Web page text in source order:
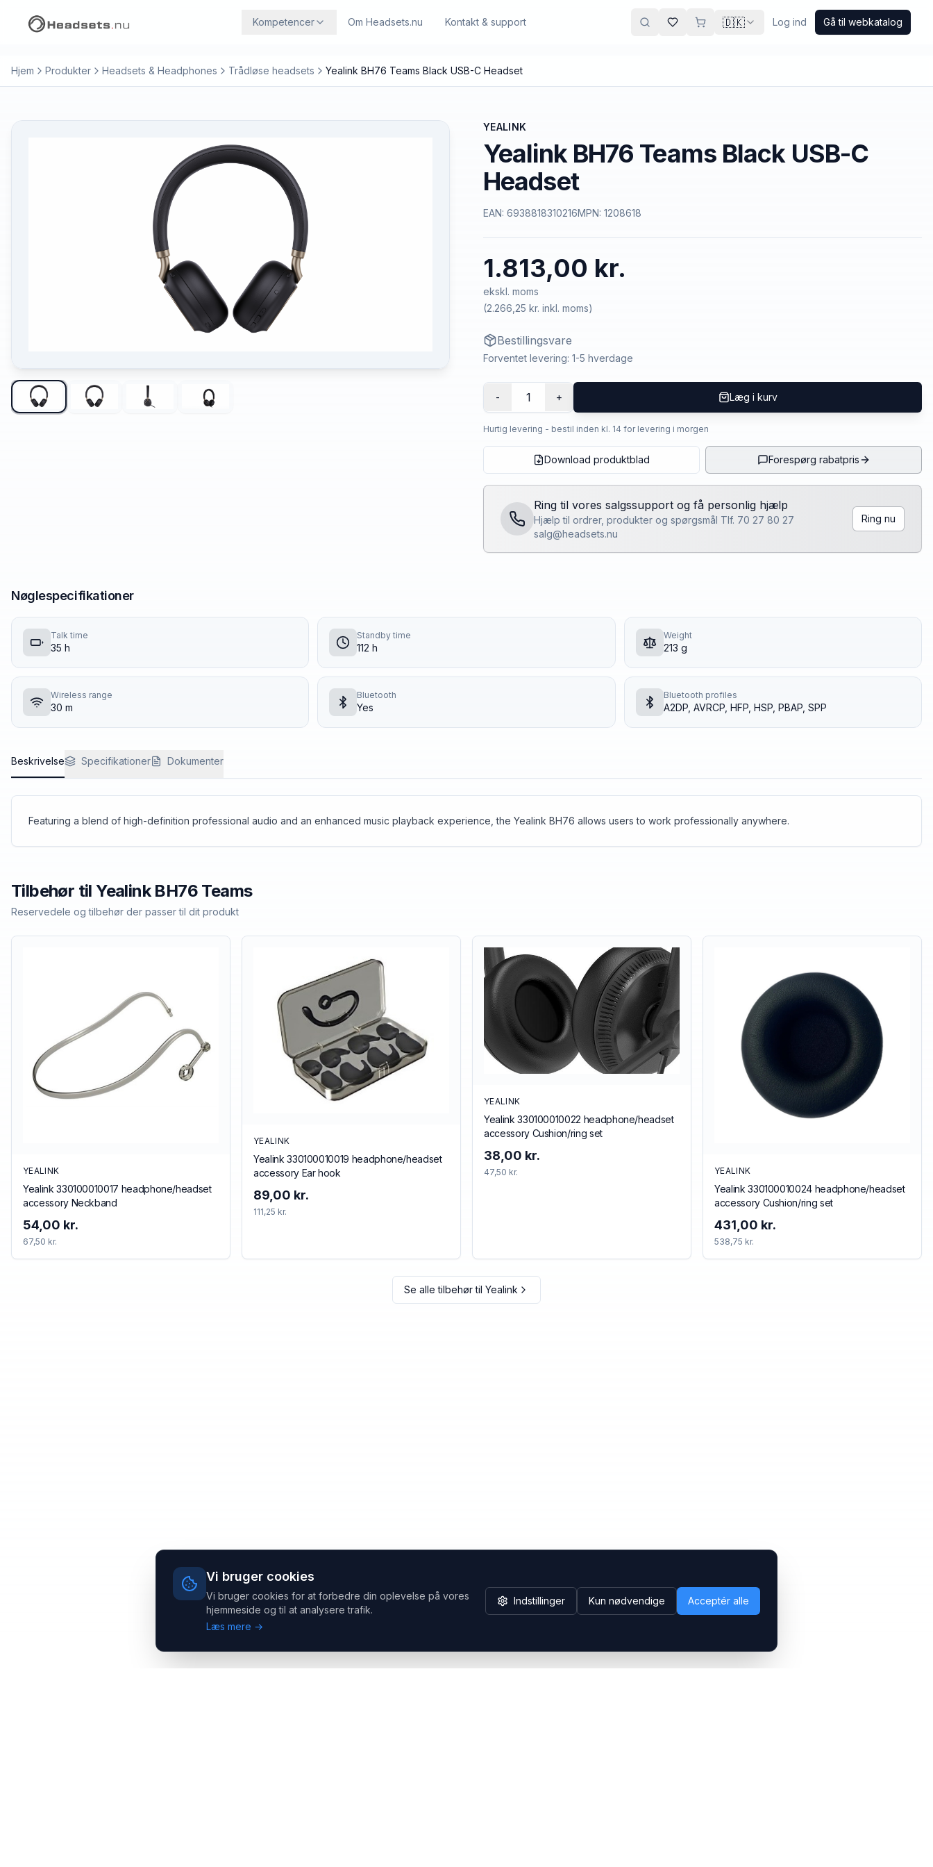
Vi bruger cookies
Vi bruger cookies for at forbedre din oplevelse på vores
hjemmeside og til at analysere trafik.
Læs mere →
Indstillinger Kun nødvendige Acceptér alle
Kompetencer Om Headsets.nu Kontakt & support 🇩🇰 Log ind Gå til webkatalog
Hjem Produkter Headsets & Headphones Trådløse headsets Yealink BH76 Teams Black USB-C Headset
YEALINK
Yealink BH76 Teams Black USB-C
Headset
EAN: 6938818310216MPN: 1208618
1.813,00 kr.
ekskl. moms
(2.266,25 kr. inkl. moms)
Bestillingsvare
Forventet levering: 1-5 hverdage
- 1 + Læg i kurv
Hurtig levering - bestil inden kl. 14 for levering i morgen
Download produktblad Forespørg rabatpris
Ring til vores salgssupport og få personlig hjælp
Hjælp til ordrer, produkter og spørgsmål Tlf. 70 27 80 27
salg@headsets.nu
Ring nu
Nøglespecifikationer
Talk time
35 h
Standby time
112 h
Weight
213 g
Wireless range
30 m
Bluetooth
Yes
Bluetooth profiles
A2DP, AVRCP, HFP, HSP, PBAP, SPP
Beskrivelse Specifikationer Dokumenter
Featuring a blend of high-definition professional audio and an enhanced music playback experience, the Yealink BH76 allows users to work professionally anywhere.
Tilbehør tilYealinkBH76 Teams
Reservedele og tilbehør der passer til dit produkt
YEALINK
Yealink 330100010017 headphone/headset
accessory Neckband
54,00 kr.
67,50 kr.
YEALINK
Yealink 330100010019 headphone/headset
accessory Ear hook
89,00 kr.
111,25 kr.
YEALINK
Yealink 330100010022 headphone/headset
accessory Cushion/ring set
38,00 kr.
47,50 kr. YEALINK
Yealink 330100010024 headphone/headset
accessory Cushion/ring set
431,00 kr.
538,75 kr.
Se alle tilbehør til Yealink